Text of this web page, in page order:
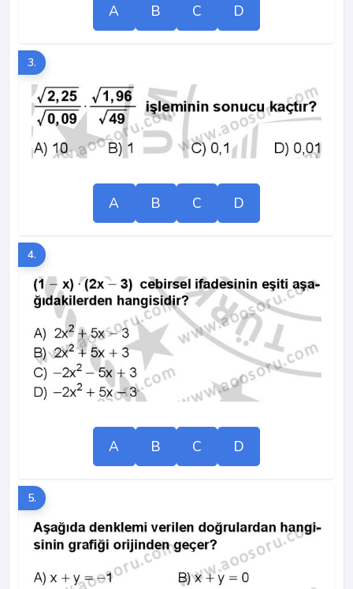
A B C D
3.
A B C D
4.
A B C D
5.